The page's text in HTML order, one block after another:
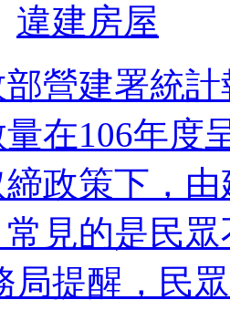
違建房屋
營建署統
在106年度
政策下，
見的是民
局提醒，民